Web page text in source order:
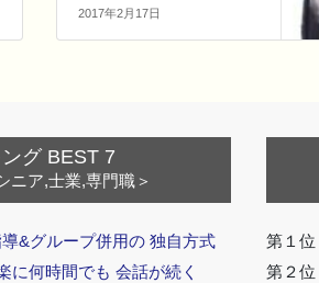
2017年2月17日
グ BEST 7
ニア,士業,専門職＞
&グループ併用の 独自方式
に何時間でも 会話が続く
第１位
第２位